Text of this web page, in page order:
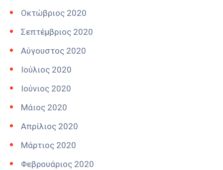
Οκτώβριος 2020
Σεπτέμβριος 2020
Αύγουστος 2020
Ιούλιος 2020
Ιούνιος 2020
Μάιος 2020
Απρίλιος 2020
Μάρτιος 2020
Φεβρουάριος 2020